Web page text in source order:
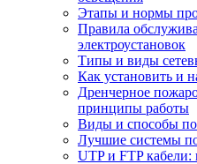
Этапы и нормы
Правила
электроустановок
Типы и виды
Как установить и
Дренчерное
принципы работы
Виды и способы
Лучшие системы
UTP и FTP кабели: